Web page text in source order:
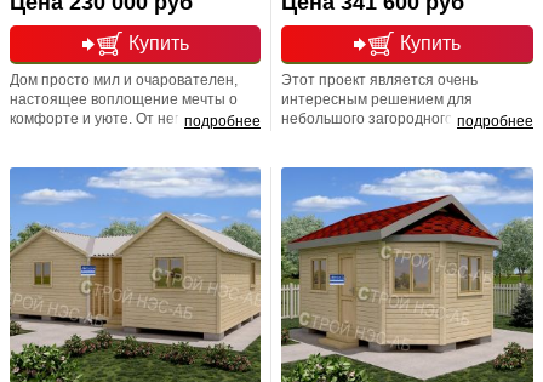
Купить
подробнее
Дом просто мил и очарователен,
настоящее воплощение мечты о
комфорте и уюте. От него веет
благополучие и красота.
Складывается ощущение, что здесь
может жить по-настоящему
здоровая и счастливая семья.
Купить
подробнее
Этот проект является очень
интересным решением для
небольшого загородного домика на
этом дачном доме небольшая
семья прекрасно проведет время и
не ощутит недостаток места. Очень
элегантный внешний вид дома
будет привлекать к себе внимание.